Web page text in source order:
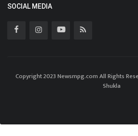
SOCIAL MEDIA
Copyright 2023 Newsmpg.com All Rights
Shukla